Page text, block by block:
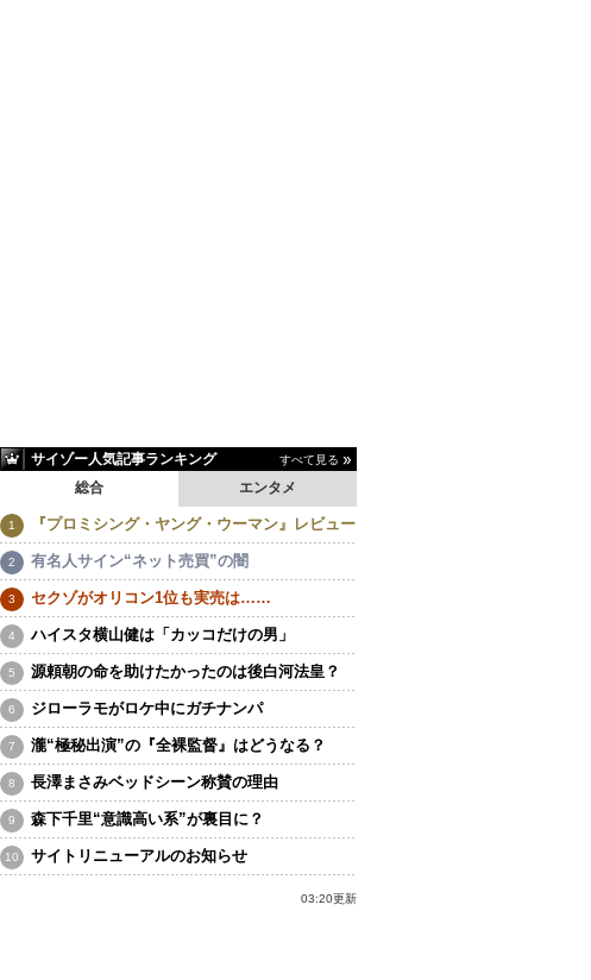
サイゾー人気記事ランキング すべて見る
エンタメ
総合
『プロミシング・ヤング・ウーマン』レビュー
有名人サイン“ネット売買”の闇
セクゾがオリコン1位も実売は……
ハイスタ横山健は「カッコだけの男」
源頼朝の命を助けたかったのは後白河法皇？
ジローラモがロケ中にガチナンパ
瀧“極秘出演”の『全裸監督』はどうなる？
長澤まさみベッドシーン称賛の理由
森下千里“意識高い系”が裏目に？
サイトリニューアルのお知らせ
03:20更新